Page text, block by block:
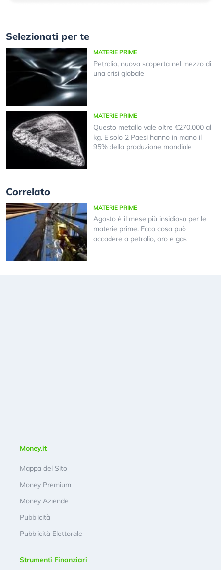
Selezionati per te
MATERIE PRIME
Petrolio, nuova scoperta nel mezzo di
una crisi globale
MATERIE PRIME
Questo metallo vale oltre €270.000 al
kg. E solo 2 Paesi hanno in mano il
95% della produzione mondiale
Correlato
MATERIE PRIME
Agosto è il mese più insidioso per le
materie prime. Ecco cosa può
accadere a petrolio, oro e gas
Money.it
Mappa del Sito
Money Premium
Money Aziende
Pubblicità
Pubblicità Elettorale
Strumenti Finanziari